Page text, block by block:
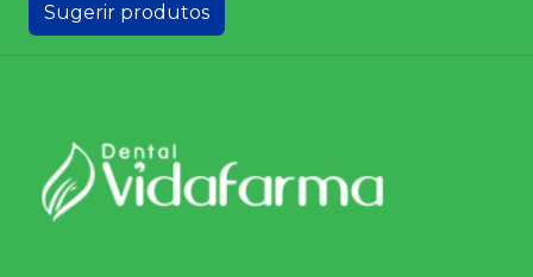
Sugerir produtos